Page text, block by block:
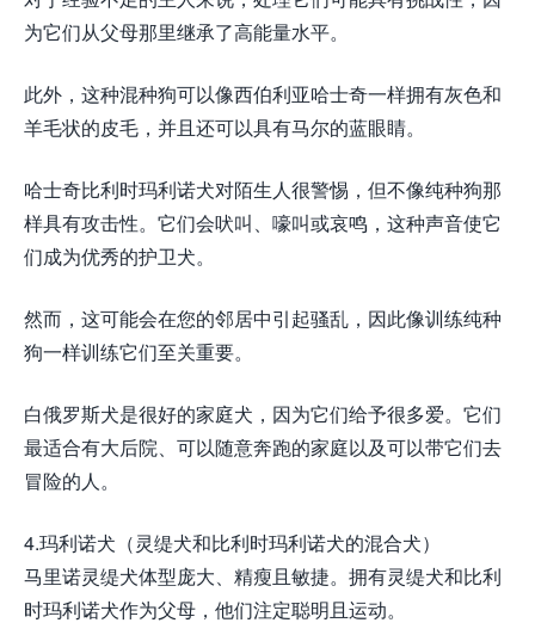
为它们从父母那里继承了高能量水平。
此外，这种混种狗可以像西伯利亚哈士奇一样拥有灰色和
羊毛状的皮毛，并且还可以具有马尔的蓝眼睛。
哈士奇比利时玛利诺犬对陌生人很警惕，但不像纯种狗那
样具有攻击性。它们会吠叫、嚎叫或哀鸣，这种声音使它
们成为优秀的护卫犬。
然而，这可能会在您的邻居中引起骚乱，因此像训练纯种
狗一样训练它们至关重要。
白俄罗斯犬是很好的家庭犬，因为它们给予很多爱。它们
最适合有大后院、可以随意奔跑的家庭以及可以带它们去
冒险的人。
4.玛利诺犬（灵缇犬和比利时玛利诺犬的混合犬）
马里诺灵缇犬体型庞大、精瘦且敏捷。拥有灵缇犬和比利
时玛利诺犬作为父母，他们注定聪明且运动。